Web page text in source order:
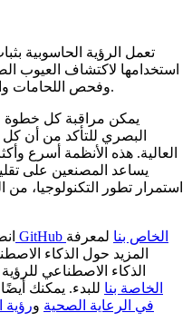
تعمل الرؤية الحاسوبية
استخدامها لاكتشاف العيوب
وفحص اللحامات والأختام، والتحقق من التغليف النهائي.
يمكن مراقبة كل خطوة
البصري للتأكد من أن كل
العالية. هذه الأنظمة أسرع
يساعد المصنعين على
استمرار تطور التكنولوجيا، من
مستودع GitHub الخاص بنا لمعرفة
المزيد حول الذكاء
الذكاء الاصطناعي
الخاصة بنا للبدء. يمكنك
في الرعاية الصحية ورؤية